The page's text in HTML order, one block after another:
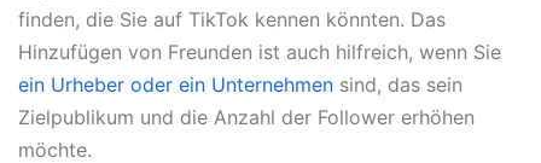
finden, die Sie auf TikTok kennen könnten. Das
Hinzufügen von Freunden ist auch hilfreich, wenn Sie
ein Urheber oder ein Unternehmen sind, das sein
Zielpublikum und die Anzahl der Follower erhöhen
möchte.